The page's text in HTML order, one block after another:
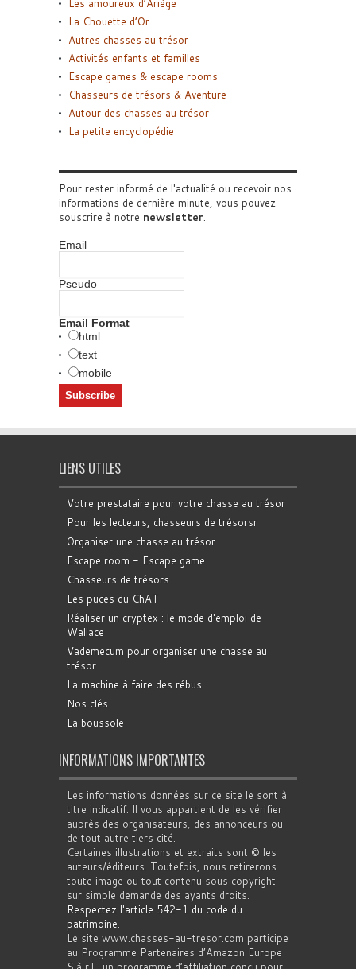
Les amoureux d’Ariège
La Chouette d’Or
Autres chasses au trésor
Activités enfants et familles
Escape games & escape rooms
Chasseurs de trésors & Aventure
Autour des chasses au trésor
La petite encyclopédie
Pour rester informé de l'actualité ou recevoir nos
informations de dernière minute, vous pouvez
souscrire à notre newsletter.
Email
Pseudo
Email Format
html
text
mobile
LIENS UTILES
Votre prestataire pour votre chasse au trésor
Pour les lecteurs, chasseurs de trésorsr
Organiser une chasse au trésor
Escape room - Escape game
Chasseurs de trésors
Les puces du ChAT
Réaliser un cryptex : le mode d'emploi de
Wallace
Vademecum pour organiser une chasse au
trésor
La machine à faire des rébus
Nos clés
La boussole
INFORMATIONS IMPORTANTES
Les informations données sur ce site le sont à
titre indicatif. Il vous appartient de les vérifier
auprès des organisateurs, des annonceurs ou
de tout autre tiers cité.
Certaines illustrations et extraits sont © les
auteurs/éditeurs. Toutefois, nous retirerons
toute image ou tout contenu sous copyright
sur simple demande des ayants droits.
Respectez l'article 542-1 du code du
patrimoine.
Le site www.chasses-au-tresor.com participe
au Programme Partenaires d’Amazon Europe